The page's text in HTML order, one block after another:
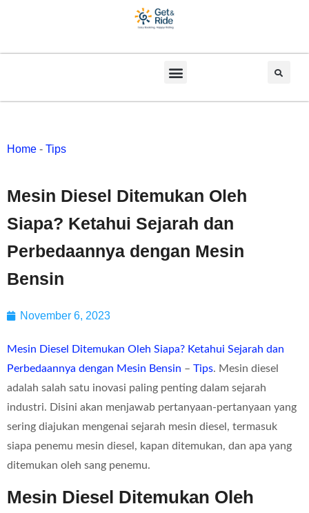
Home - Tips
Mesin Diesel Ditemukan Oleh
Siapa? Ketahui Sejarah dan
Perbedaannya dengan Mesin
Bensin
November 6, 2023
Mesin Diesel Ditemukan Oleh Siapa? Ketahui Sejarah dan
Perbedaannya dengan Mesin Bensin – Tips. Mesin diesel
adalah salah satu inovasi paling penting dalam sejarah
industri. Disini akan menjawab pertanyaan-pertanyaan yang
sering diajukan mengenai sejarah mesin diesel, termasuk
siapa penemu mesin diesel, kapan ditemukan, dan apa yang
ditemukan oleh sang penemu.
Mesin Diesel Ditemukan Oleh